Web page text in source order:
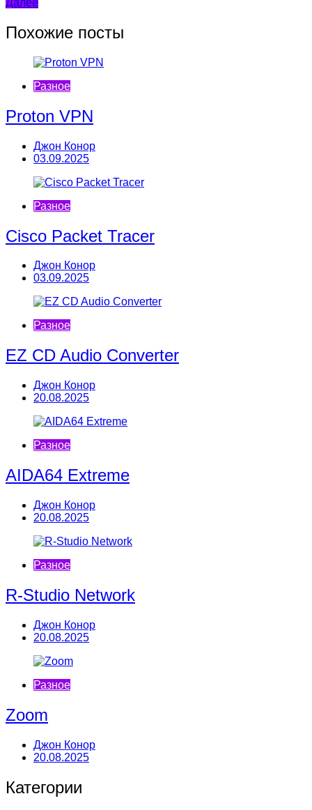
Навигация
по
записям
Далее
Похожие посты
Разное
Proton VPN
Джон Конор
03.09.2025
Разное
Cisco Packet Tracer
Джон Конор
03.09.2025
Разное
EZ CD Audio Converter
Джон Конор
20.08.2025
Разное
AIDA64 Extreme
Джон Конор
20.08.2025
Разное
R-Studio Network
Джон Конор
20.08.2025
Разное
Zoom
Джон Конор
20.08.2025
Категории